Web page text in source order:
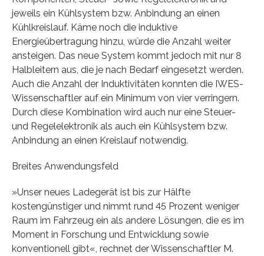
jeweils ein Kühlsystem bzw. Anbindung an einen
Kühlkreislauf. Käme noch die induktive
Energieübertragung hinzu, würde die Anzahl weiter
ansteigen. Das neue System kommt jedoch mit nur 8
Halbleitern aus, die je nach Bedarf eingesetzt werden.
Auch die Anzahl der Induktivitäten konnten die IWES-
Wissenschaftler auf ein Minimum von vier verringern.
Durch diese Kombination wird auch nur eine Steuer-
und Regelelektronik als auch ein Kühlsystem bzw.
Anbindung an einen Kreislauf notwendig.
Breites Anwendungsfeld
»Unser neues Ladegerät ist bis zur Hälfte
kostengünstiger und nimmt rund 45 Prozent weniger
Raum im Fahrzeug ein als andere Lösungen, die es im
Moment in Forschung und Entwicklung sowie
konventionell gibt«, rechnet der Wissenschaftler M.